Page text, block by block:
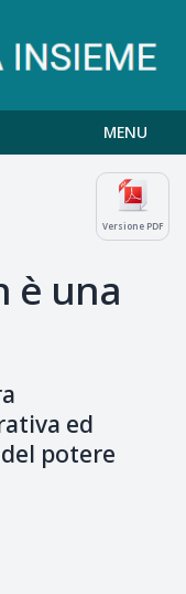
MENU
Versione PDF
è una
ed
potere